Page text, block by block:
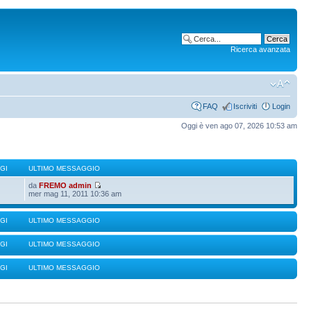
Ricerca avanzata
FAQ Iscriviti Login
Oggi è ven ago 07, 2026 10:53 am
ULTIMO MESSAGGIO
daFREMO admin
mer mag 11, 2011 10:36 am
ULTIMO MESSAGGIO
ULTIMO MESSAGGIO
ULTIMO MESSAGGIO